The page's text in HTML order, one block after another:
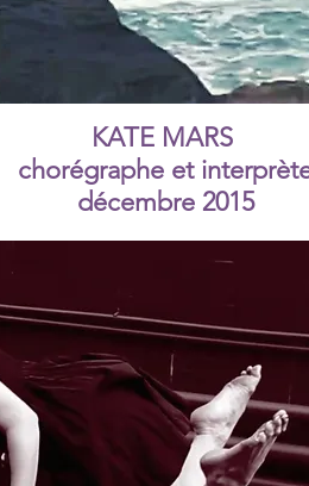
ENTREVUE
KATE MARS
chorégraphe et
décembre 2015